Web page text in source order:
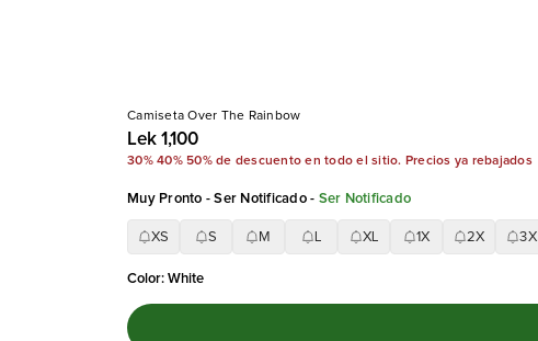
Camiseta Over The Rainbow
Lek 1,100
30% 40% 50% de descuento en todo el sitio. Precios ya rebajados
Muy Pronto - Ser Notificado- Ser Notificado
XS S M XL 1X 2X 3X
Color:White